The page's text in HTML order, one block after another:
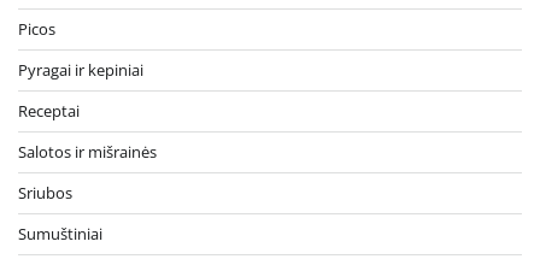
Picos
Pyragai ir kepiniai
Receptai
Salotos ir mišrainės
Sriubos
Sumuštiniai